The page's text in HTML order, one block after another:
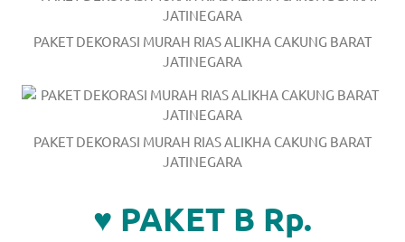
manPAKET DEKORASI MURAH RIAS ALIKHA CAKUNG BARAT
JATINEGARA
PAKET DEKORASI MURAH RIAS ALIKHA CAKUNG BARAT
JATINEGARA
♥ PAKET B Rp.